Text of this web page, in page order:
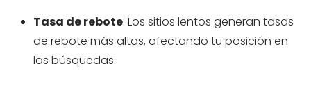
Tasa de rebote: Los sitios lentos generan tasas
de rebote más altas, afectando tu posición en
las búsquedas.